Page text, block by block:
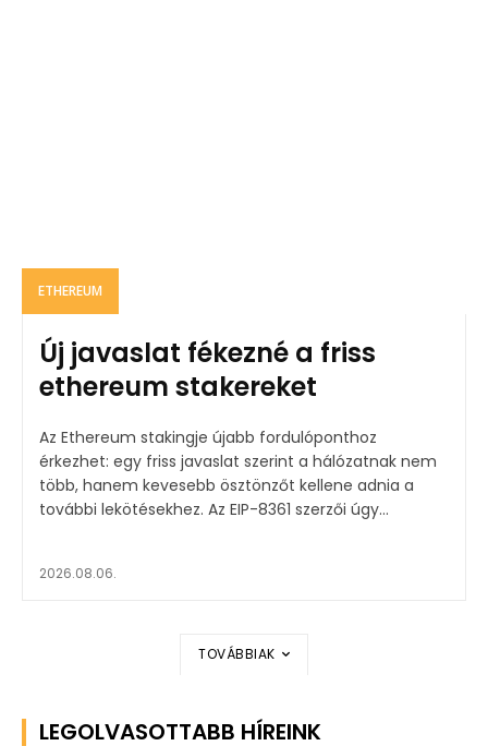
ETHEREUM
Új javaslat fékezné a friss
ethereum stakereket
Az Ethereum stakingje újabb fordulóponthoz
érkezhet: egy friss javaslat szerint a hálózatnak nem
több, hanem kevesebb ösztönzőt kellene adnia a
további lekötésekhez. Az EIP-8361 szerzői úgy...
2026.08.06.
TOVÁBBIAK
LEGOLVASOTTABB HÍREINK